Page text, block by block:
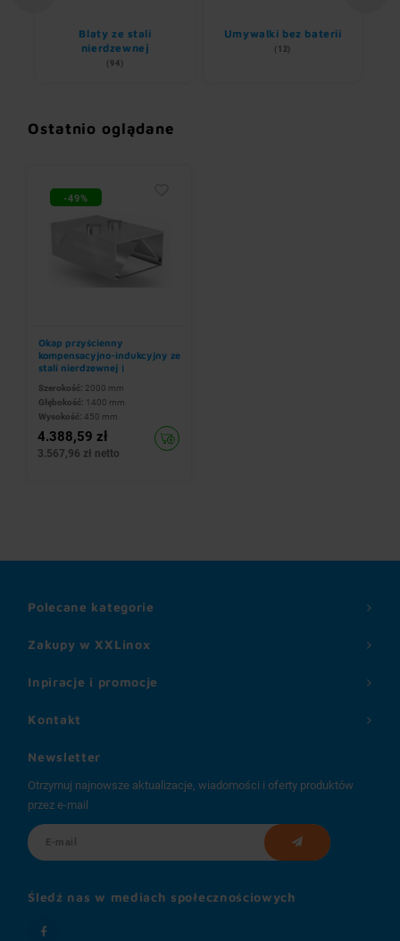
Blaty ze stali
nierdzewnej
(94)
Umywalki bez baterii
(12)
Ostatnio oglądane
-49%
Okap przyścienny
kompensacyjno-indukcyjny ze
stali nierdzewnej |
Szerokość: 2000 mm
Głębokość: 1400 mm
Wysokość: 450 mm
4.388,59 zł
3.567,96 zł netto
Zakupy w XXLinox
Inpiracje i promocje
Polecane kategorie
Kontakt
Newsletter
Otrzymuj najnowsze aktualizacje, wiadomości i oferty produktów
przez e-mail
Śledź nas w mediach społecznościowych